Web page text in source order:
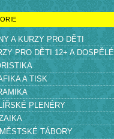
A KURZY PRO DĚTI
PRO DĚTI 12+ A DOSPĚLÉ
A TISK
PLENÉRY
TÁBORY